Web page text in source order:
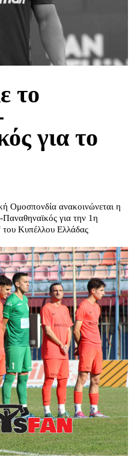
το
για το
Ομοσπονδία ανακοινώνεται η
για την 1η
Κυπέλλου Ελλάδας